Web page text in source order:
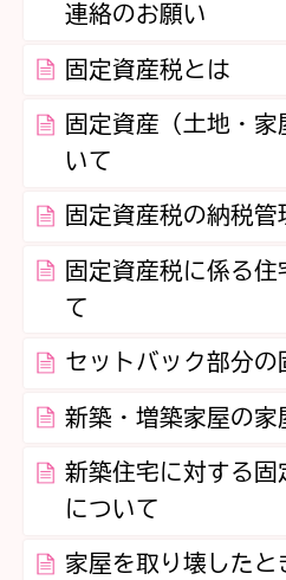
連絡のお願い
固定資産税とは
固定資産（土地・
いて
固定資産税の納税管
固定資産税に係る
て
セットバック部分
新築・増築家屋の家
新築住宅に対する
について
家屋を取り壊した